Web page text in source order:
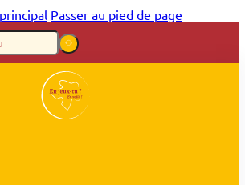
Passer au pied de page